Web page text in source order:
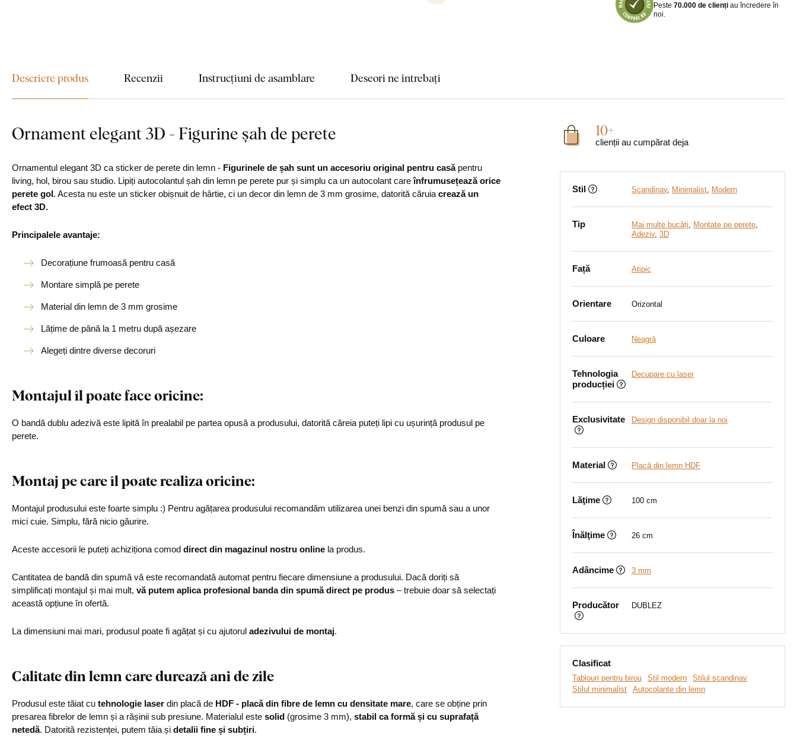
Peste 70.000 de clienți au încredere în
noi.
Descriere produs Recenzii Instrucțiuni de asamblare Deseori ne întrebați
Ornament elegant 3D - Figurine șah de perete
Ornamentul elegant 3D ca sticker de perete din lemn - Figurinele de șah sunt un accesoriu original pentru casăpentru
living, hol, birou sau studio. Lipiți autocolantul șah din lemn pe perete pur și simplu ca un autocolant careînfrumusețează orice
perete gol. Acesta nu este un sticker obișnuit de hârtie, ci un decor din lemn de 3 mm grosime, datorită căruia crează un
efect 3D.
Principalele avantaje:
Decorațiune frumoasă pentru casă
Montare simplă pe perete
Material din lemn de 3 mm grosime
Lățime de până la 1 metru după așezare
Alegeți dintre diverse decoruri
Montajul îl poate face oricine:
O bandă dublu adezivă este lipită în prealabil pe partea opusă a produsului, datorită căreia puteți lipi cu ușurință produsul pe
perete.
Montaj pe care îl poate realiza oricine:
Montajul produsului este foarte simplu :) Pentru agățarea produsului recomandăm utilizarea unei benzi din spumă sau a unor
mici cuie. Simplu, fără nicio găurire.
Aceste accesorii le puteți achiziționa comod direct din magazinul nostru online la produs.
Cantitatea de bandă din spumă vă este recomandată automat pentru fiecare dimensiune a produsului. Dacă doriți să
simplificați montajul și mai mult, vă putem aplica profesional banda din spumă direct pe produs – trebuie doar să selectați
această opțiune în ofertă.
La dimensiuni mai mari, produsul poate fi agățat și cu ajutorul adezivului de montaj.
Calitate din lemn care durează ani de zile
Produsul este tăiat cu tehnologie laser din placă de HDF - placă din fibre de lemn cu densitate mare, care se obține prin
presarea fibrelor de lemn și a rășinii sub presiune. Materialul este solid (grosime 3 mm), stabil ca formă și cu suprafață
netedă. Datorită rezistenței, putem tăia și detalii fine și subțiri.
10+
clienții au cumpărat deja
Stil Scandinav, Minimalist, Modern
Tip Mai multe bucăți, Montate pe perete,
Adeziv, 3D
Față Atipic
Orientare Orizontal
Culoare Neagră
Tehnologia
producției
Decupare cu laser
Exclusivitate Design disponibil doar la noi
Material Placă din lemn HDF
Lăţime 100 cm
Înălţime 26 cm
Adâncime 3 mm
Producător DUBLEZ
Clasificat
Tablouri pentru birou Stil modern
Stilul scandinav
Stilul minimalist
Autocolante din lemn